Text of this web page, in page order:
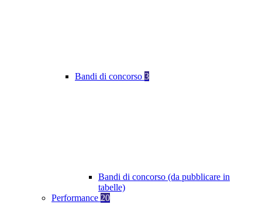
Bandi di concorso 3
Bandi di concorso (da pubblicare in
tabelle)
Performance 20